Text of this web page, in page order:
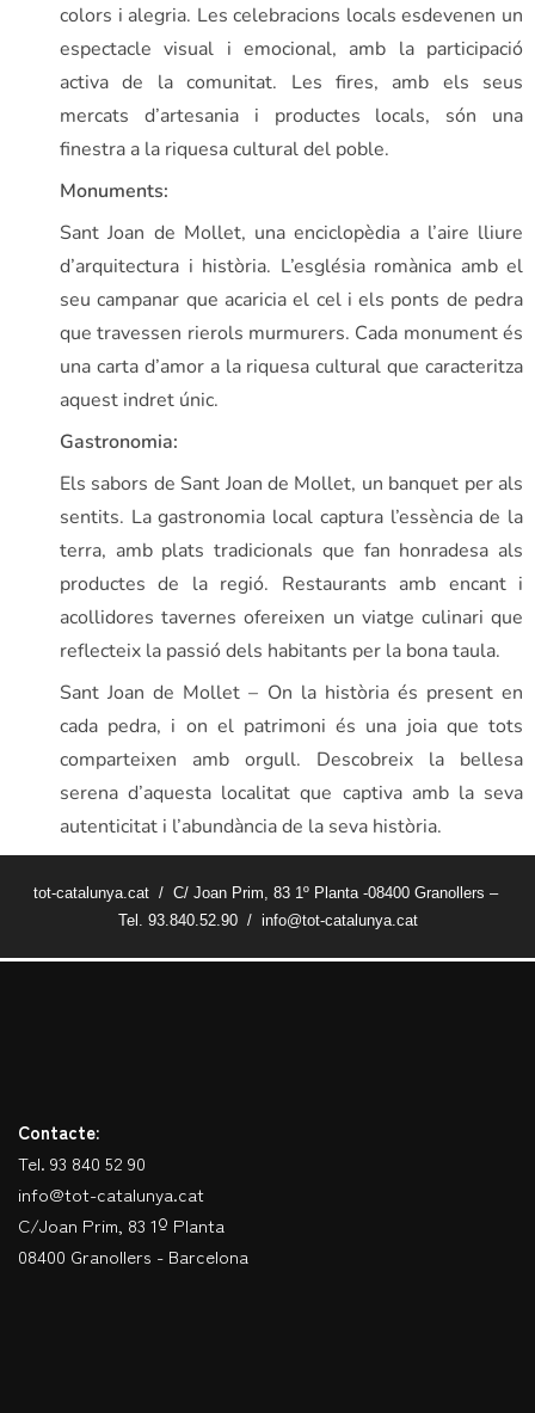
colors i alegria. Les celebracions locals esdevenen un
espectacle visual i emocional, amb la participació
activa de la comunitat. Les fires, amb els seus
mercats d’artesania i productes locals, són una
finestra a la riquesa cultural del poble.
Monuments:
Sant Joan de Mollet, una enciclopèdia a l’aire lliure
d’arquitectura i història. L’església romànica amb el
seu campanar que acaricia el cel i els ponts de pedra
que travessen rierols murmurers. Cada monument és
una carta d’amor a la riquesa cultural que caracteritza
aquest indret únic.
Gastronomia:
Els sabors de Sant Joan de Mollet, un banquet per als
sentits. La gastronomia local captura l’essència de la
terra, amb plats tradicionals que fan honradesa als
productes de la regió. Restaurants amb encant i
acollidores tavernes ofereixen un viatge culinari que
reflecteix la passió dels habitants per la bona taula.
Sant Joan de Mollet – On la història és present en
cada pedra, i on el patrimoni és una joia que tots
comparteixen amb orgull. Descobreix la bellesa
serena d’aquesta localitat que captiva amb la seva
autenticitat i l’abundància de la seva història.
tot-catalunya.cat / C/ Joan Prim, 83 1º Planta -08400 Granollers –
Tel. 93.840.52.90 / info@tot-catalunya.cat
Contacte:
Tel. 93 840 52 90
info@tot-catalunya.cat
C/Joan Prim, 83 1º Planta
08400 Granollers - Barcelona